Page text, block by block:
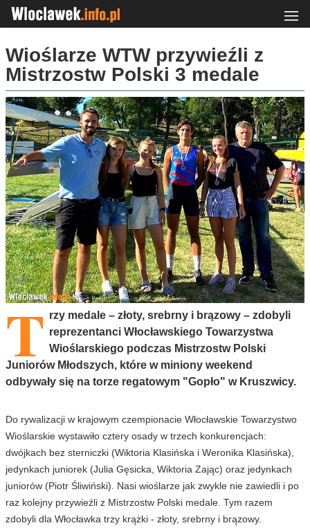
Wioślarze WTW przywieźli z
Mistrzostw Polski 3 medale
T rzy medale – złoty, srebrny i brązowy – zdobyli
reprezentanci Włocławskiego Towarzystwa
Wioślarskiego podczas Mistrzostw Polski
Juniorów Młodszych, które w miniony weekend
odbywały się na torze regatowym "Gopło" w Kruszwicy.
Do rywalizacji w krajowym czempionacie Włocławskie Towarzystwo
Wioślarskie wystawiło cztery osady w trzech konkurencjach:
dwójkach bez sterniczki (Wiktoria Klasińska i Weronika Klasińska),
jedynkach juniorek (Julia Gęsicka, Wiktoria Zając) oraz jedynkach
juniorów (Piotr Śliwiński). Nasi wioślarze jak zwykle nie zawiedli i po
raz kolejny przywieźli z Mistrzostw Polski medale. Tym razem
zdobyli dla Włocławka trzy krążki - złoty, srebrny i brązowy.